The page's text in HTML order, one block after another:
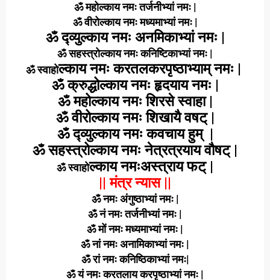
ॐ महोल्काय नमः तर्जनीभ्यां नमः |
ॐ वीरोल्काय नमः मध्यमाभ्यां नमः |
ॐ द्व्युल्काय नमः अनमिकाभ्यां नमः |
ॐ सहस्त्रोल्काय नमः कनिष्टिकाभ्यां नमः |
ॐ स्वाहोल्काय नमः करतलकरपृष्ठाभ्याम् नमः |
ॐ क्रुद्धोल्काय नमः हृदयाय नमः |
ॐ महोल्काय नमः शिरसे स्वाहा |
ॐ वीरोल्काय नमः शिखायै वषट् |
ॐ द्व्युल्काय नमःकवचाय हुम् |
ॐ सहस्त्रोल्काय नमः नेत्रत्रयाय वौषट् |
ॐ स्वाहोल्काय नमःअस्त्राय फट् |
|| मंत्र न्यास ||
ॐ नमः अंगुष्ठाभ्यां नमः |
ॐ नं नमः तर्जनीभ्यां नमः |
ॐ मों नमः मध्यमाभ्यां नमः |
ॐ नां नमः अनामिकाभ्यां नमः |
ॐ रां नमः कनिष्ठिकाभ्यां नमः|
ॐ यं नमः करतलाय करपृष्ठाभ्यां नमः |